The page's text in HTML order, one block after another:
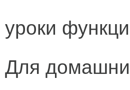
уроки
Для